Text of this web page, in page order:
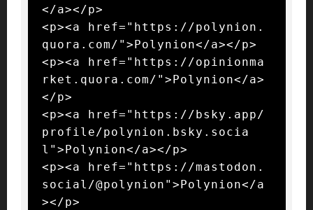
</a></p>
<p><a href="https://polynion.
quora.com/">Polynion</a></p>
<p><a href="https://opinionma
rket.quora.com/">Polynion</a>
</p>
<p><a href="https://bsky.app/
profile/polynion.bsky.socia
l">Polynion</a></p>
<p><a href="https://mastodon.
social/@polynion">Polynion</a
></p>